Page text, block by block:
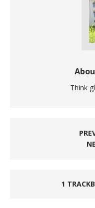
Think
1